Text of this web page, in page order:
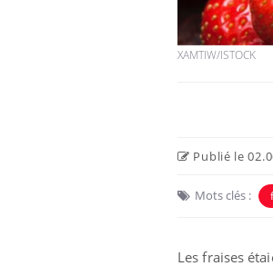
XAMTIW/ISTOCK
Publié le
Mots clés :
Les fraises
expliquer ma maladie
questions sur la maladie